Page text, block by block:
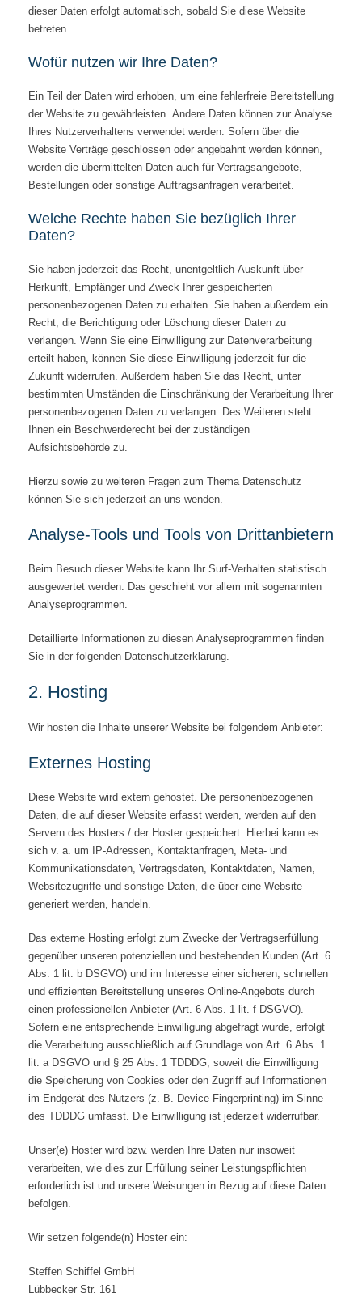
dieser Daten erfolgt automatisch, sobald Sie diese Website
betreten.
Wofür nutzen wir Ihre Daten?
Ein Teil der Daten wird erhoben, um eine fehlerfreie Bereitstellung
der Website zu gewährleisten. Andere Daten können zur Analyse
Ihres Nutzerverhaltens verwendet werden. Sofern über die
Website Verträge geschlossen oder angebahnt werden können,
werden die übermittelten Daten auch für Vertragsangebote,
Bestellungen oder sonstige Auftragsanfragen verarbeitet.
Welche Rechte haben Sie bezüglich Ihrer
Daten?
Sie haben jederzeit das Recht, unentgeltlich Auskunft über
Herkunft, Empfänger und Zweck Ihrer gespeicherten
personenbezogenen Daten zu erhalten. Sie haben außerdem ein
Recht, die Berichtigung oder Löschung dieser Daten zu
verlangen. Wenn Sie eine Einwilligung zur Datenverarbeitung
erteilt haben, können Sie diese Einwilligung jederzeit für die
Zukunft widerrufen. Außerdem haben Sie das Recht, unter
bestimmten Umständen die Einschränkung der Verarbeitung Ihrer
personenbezogenen Daten zu verlangen. Des Weiteren steht
Ihnen ein Beschwerderecht bei der zuständigen
Aufsichtsbehörde zu.
Hierzu sowie zu weiteren Fragen zum Thema Datenschutz
können Sie sich jederzeit an uns wenden.
Analyse-Tools und Tools von Dritt­anbietern
Beim Besuch dieser Website kann Ihr Surf-Verhalten statistisch
ausgewertet werden. Das geschieht vor allem mit sogenannten
Analyseprogrammen.
Detaillierte Informationen zu diesen Analyseprogrammen finden
Sie in der folgenden Datenschutzerklärung.
2. Hosting
Wir hosten die Inhalte unserer Website bei folgendem Anbieter:
Externes Hosting
Diese Website wird extern gehostet. Die personenbezogenen
Daten, die auf dieser Website erfasst werden, werden auf den
Servern des Hosters / der Hoster gespeichert. Hierbei kann es
sich v. a. um IP-Adressen, Kontaktanfragen, Meta- und
Kommunikationsdaten, Vertragsdaten, Kontaktdaten, Namen,
Websitezugriffe und sonstige Daten, die über eine Website
generiert werden, handeln.
Das externe Hosting erfolgt zum Zwecke der Vertragserfüllung
gegenüber unseren potenziellen und bestehenden Kunden (Art. 6
Abs. 1 lit. b DSGVO) und im Interesse einer sicheren, schnellen
und effizienten Bereitstellung unseres Online-Angebots durch
einen professionellen Anbieter (Art. 6 Abs. 1 lit. f DSGVO).
Sofern eine entsprechende Einwilligung abgefragt wurde, erfolgt
die Verarbeitung ausschließlich auf Grundlage von Art. 6 Abs. 1
lit. a DSGVO und § 25 Abs. 1 TDDDG, soweit die Einwilligung
die Speicherung von Cookies oder den Zugriff auf Informationen
im Endgerät des Nutzers (z. B. Device-Fingerprinting) im Sinne
des TDDDG umfasst. Die Einwilligung ist jederzeit widerrufbar.
Unser(e) Hoster wird bzw. werden Ihre Daten nur insoweit
verarbeiten, wie dies zur Erfüllung seiner Leistungspflichten
erforderlich ist und unsere Weisungen in Bezug auf diese Daten
befolgen.
Wir setzen folgende(n) Hoster ein:
Steffen Schiffel GmbH
Lübbecker Str. 161